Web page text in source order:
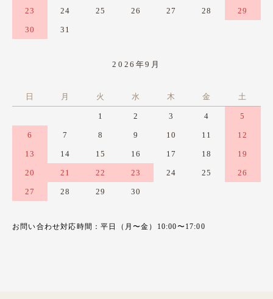
23 24 25 26 27 28 29
30 31
2026年9月
日 月 火 水 木 金 土
1 2 3 4 5
6 7 8 9 10 11 12
13 14 15 16 17 18 19
20 21 22 23 24 25 26
27 28 29 30
お問い合わせ対応時間：平日（月〜金）10:00〜17:00